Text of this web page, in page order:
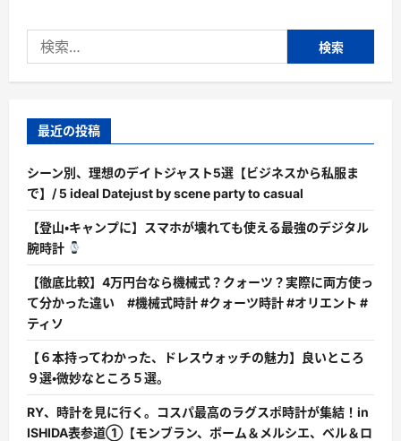
索:
最近の投稿
シーン別、理想のデイトジャスト5選【ビジネスから私服ま
で】/ 5 ideal Datejust by scene party to casual
【登山・キャンプに】スマホが壊れても使える最強のデジタル
腕時計
【徹底比較】4万円台なら機械式？クォーツ？実際に両方使っ
て分かった違い #機械式時計 #クォーツ時計 #オリエント #
ティソ
【６本持ってわかった、ドレスウォッチの魅力】良いところ
９選・微妙なところ５選。
RY、時計を見に行く。コスパ最高のラグスポ時計が集結！in
ISHIDA表参道①【モンブラン、ボーム＆メルシエ、ベル＆ロ